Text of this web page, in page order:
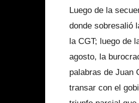
Luego de la
donde sobresalió
la CGT; luego de
agosto, la
palabras de Juan
transar con el